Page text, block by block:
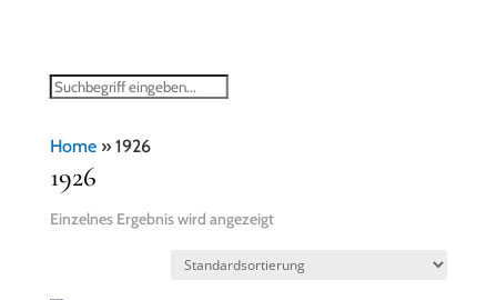
Home» 1926
1926
Einzelnes Ergebnis wird angezeigt